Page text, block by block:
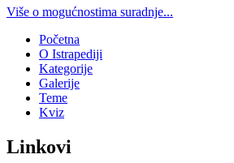
Više o mogućnostima suradnje...
Početna
O Istrapediji
Kategorije
Galerije
Teme
Kviz
Linkovi